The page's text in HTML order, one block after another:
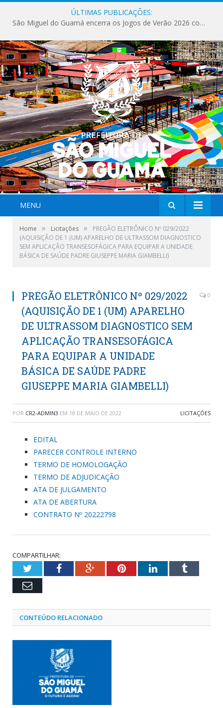
ÚLTIMAS PUBLICAÇÕES:
Milhares de fiéis tomam as ruas de São Miguel do Guamá em uma grande celebração de fé na Marcha para Jesus 2026.
MENU
Home » Licitações »
PREGÃO ELETRÔNICO Nº 029/2022
(AQUISIÇÃO DE 1 (UM) APARELHO DE ULTRASSOM DIAGNOSTICO
SEM APLICAÇÃO TRANSESOFÁGICA PARA EQUIPAR A UNIDADE
BÁSICA DE SAÚDE PADRE GIUSEPPE MARIA GIAMBELLI)
PREGÃO ELETRÔNICO Nº 029/2022
(AQUISIÇÃO DE 1 (UM) APARELHO
DE ULTRASSOM DIAGNOSTICO SEM
APLICAÇÃO TRANSESOFÁGICA
PARA EQUIPAR A UNIDADE
BÁSICA DE SAÚDE PADRE
GIUSEPPE MARIA GIAMBELLI)
0
POR CR2-ADMIN3 EM 18 DE MAIO DE 2022 LICITAÇÕES
EDITAL
PARECER CONTROLE INTERNO
TERMO DE HOMOLOGAÇÃO
TERMO DE ADJUDICAÇÃO
ATA DE JULGAMENTO
ATA DE ABERTURA
CONTRATO Nº 20222798
COMPARTILHAR:
TwitterFacebookGoogle+PinterestLinkedInTumblr
Email
CONTEÚDO RELACIONADO